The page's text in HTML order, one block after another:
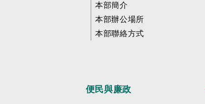
本部簡介
本部辦公場所
本部聯絡方式
便民與廉政